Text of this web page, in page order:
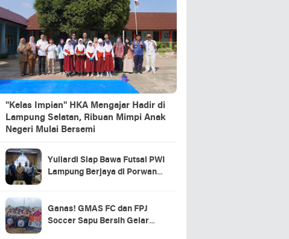
"Kelas Impian" HKA Mengajar Hadir di
Lampung Selatan, Ribuan Mimpi Anak
Negeri Mulai Bersemi
Yuliardi Siap Bawa Futsal PWI
Lampung Berjaya di Porwanas
Ganas! GMAS FC dan FPJ
Soccer Sapu Bersih Gelar